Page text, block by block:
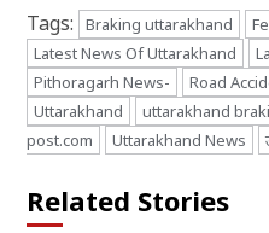
Tags: Braking uttarakhand
Latest News Of Uttarakhand
Pithoragarh News-
Road
Uttarakhand
uttarakhand
post.com
Uttarakhand News
Related Stories